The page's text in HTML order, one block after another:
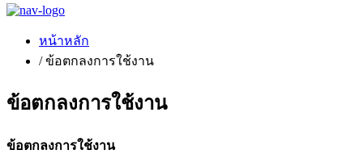
หน้าหลัก
/ ข้อตกลงการใช้งาน
ข้อตกลงการใช้งาน
ข้อตกลงการใช้งาน